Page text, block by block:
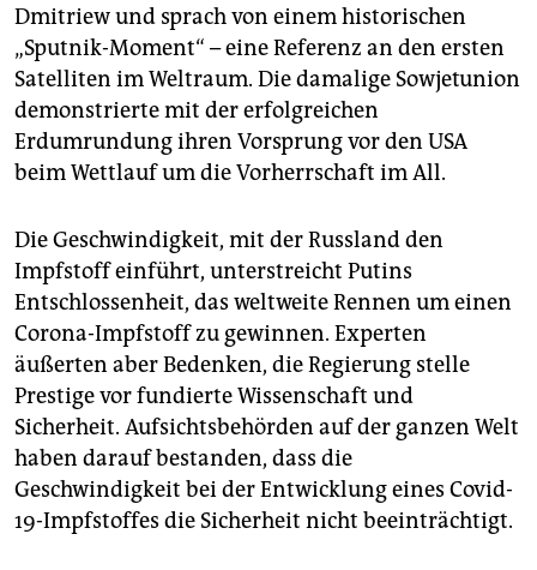
Dmitriew und sprach von einem historischen
„Sputnik-Moment“ – eine Referenz an den ersten
Satelliten im Weltraum. Die damalige Sowjetunion
demonstrierte mit der erfolgreichen
Erdumrundung ihren Vorsprung vor den USA
beim Wettlauf um die Vorherrschaft im All.
Die Geschwindigkeit, mit der Russland den
Impfstoff einführt, unterstreicht Putins
Entschlossenheit, das weltweite Rennen um einen
Corona-Impfstoff zu gewinnen. Experten
äußerten aber Bedenken, die Regierung stelle
Prestige vor fundierte Wissenschaft und
Sicherheit. Aufsichtsbehörden auf der ganzen Welt
haben darauf bestanden, dass die
Geschwindigkeit bei der Entwicklung eines Covid-
19-Impfstoffes die Sicherheit nicht beeinträchtigt.